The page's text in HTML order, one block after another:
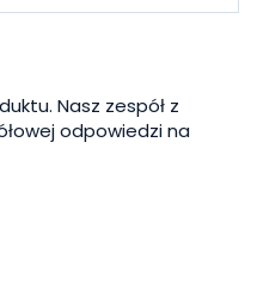
Nasz zespół z
odpowiedzi na